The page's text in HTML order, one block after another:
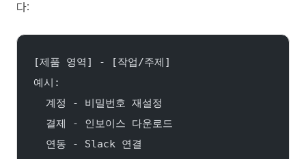
다:
[제품 영역] - [작업/주제]
예시:
  계정 - 비밀번호 재설정
  결제 - 인보이스 다운로드
  연동 - Slack 연결